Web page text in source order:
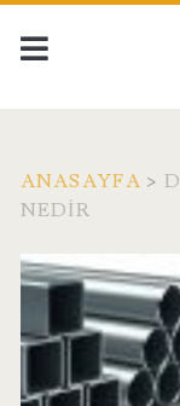
ANASAYFA >
NEDIR
Etiket: